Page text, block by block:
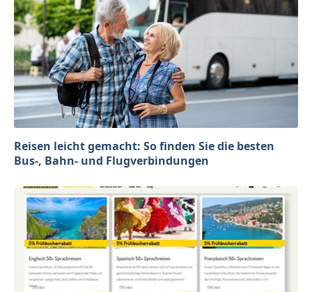
Reisen leicht gemacht: So finden Sie die besten
Bus-, Bahn- und Flugverbindungen